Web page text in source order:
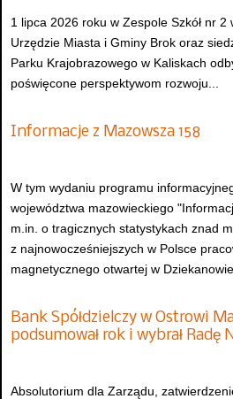
1 lipca 2026 roku w Zespole Szkół nr 2
Urzędzie Miasta i Gminy Brok oraz
Parku Krajobrazowego w Kaliskach
poświęcone perspektywom rozwoju...
Informacje z Mazowsza 158
W tym wydaniu programu
województwa mazowieckiego
m.in. o tragicznych statystykach znad
z najnowocześniejszych w Polsce
magnetycznego otwartej w
Bank Spółdzielczy w Ostrowi
podsumował rok i wybrał Radę
Absolutorium dla Zarządu,